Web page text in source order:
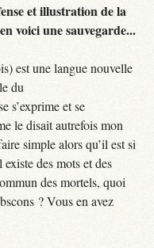
et illustration de la
voici une sauvegarde...
est une langue nouvelle
du
s’exprime et se
le disait autrefois mon
simple alors qu’il est si
des mots et des
des mortels, quoi
? Vous en avez